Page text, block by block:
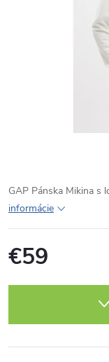
GAP Pánska Mikina s
informácie
€59